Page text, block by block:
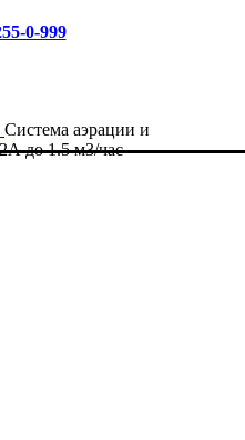
0-999
Система аэрации и
до 1.5 м3/час